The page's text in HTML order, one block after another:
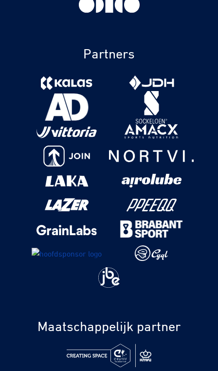
Partners
Maatschappelijk partner